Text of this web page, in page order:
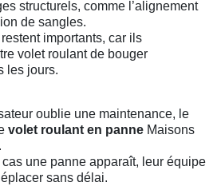
structurels, comme l’alignement
de sangles.
importants, car ils
volet roulant de bouger
les jours.
oublie une maintenance, le
volet roulant en panneMaisons
une panne apparaît, leur équipe
sans délai.